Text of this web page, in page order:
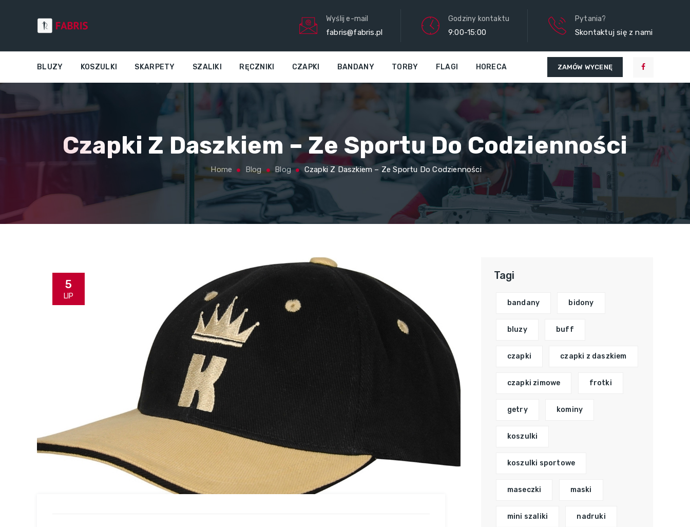
Wyślij e-mail
fabris@fabris.pl
Godziny kontaktu
9:00-15:00
Pytania?
Skontaktuj się z nami
BLUZY KOSZULKI SKARPETY SZALIKI RĘCZNIKI CZAPKI BANDANY TORBY FLAGI HORECA ZAMÓW WYCENĘ
Czapki Z Daszkiem – Ze Sportu Do Codzienności
Home Blog Blog Czapki Z Daszkiem – Ze Sportu Do Codzienności
5
LIP
Tagi
bandany bidony
bluzy buff
czapki czapki z daszkiem
czapki zimowe frotki
getry kominy
koszulki
koszulki sportowe
maseczki maski
mini szaliki nadruki